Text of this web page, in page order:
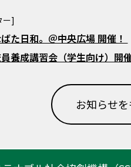
ー]
た日和。＠中央広場 開催！
養成講習会（学生向け）開
お知らせ